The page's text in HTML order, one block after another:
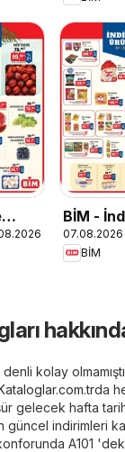
BİM -
Ürünler
BİM
kolay
da
gelecek hafta
indirimleri
A101